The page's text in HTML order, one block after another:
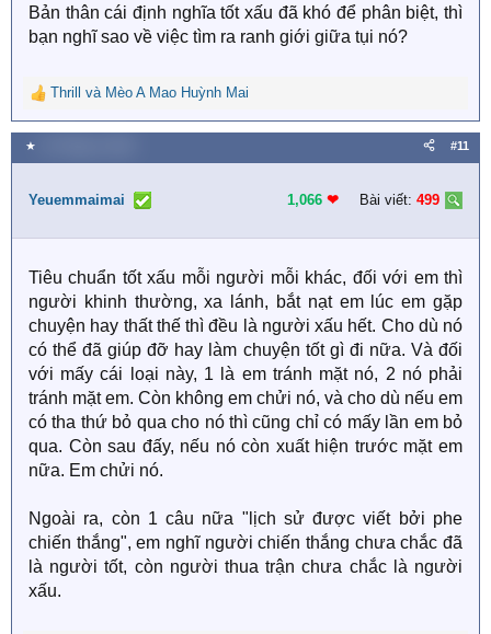
Bản thân cái định nghĩa tốt xấu đã khó để phân biệt, thì
bạn nghĩ sao về việc tìm ra ranh giới giữa tụi nó?
R
e
a
c
i
n
:
Thrill và Mèo A Mao Huỳnh Mai
★ #11
Yeuemmaimai 1,066 ❤︎ Bài viết: 499
Tiêu chuẩn tốt xấu mỗi người mỗi khác, đối với em thì
người khinh thường, xa lánh, bắt nạt em lúc em gặp
chuyện hay thất thế thì đều là người xấu hết. Cho dù nó
có thể đã giúp đỡ hay làm chuyện tốt gì đi nữa. Và đối
với mấy cái loại này, 1 là em tránh mặt nó, 2 nó phải
tránh mặt em. Còn không em chửi nó, và cho dù nếu em
có tha thứ bỏ qua cho nó thì cũng chỉ có mấy lần em bỏ
qua. Còn sau đấy, nếu nó còn xuất hiện trước mặt em
nữa. Em chửi nó.
Ngoài ra, còn 1 câu nữa "lịch sử được viết bởi phe
chiến thắng", em nghĩ người chiến thắng chưa chắc đã
là người tốt, còn người thua trận chưa chắc là người
xấu.